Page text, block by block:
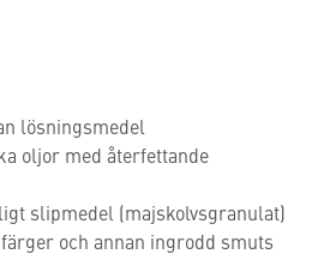
lösningsmedel
oljor med återfettande
slipmedel (majskolvsgranulat)
och annan ingrodd smuts